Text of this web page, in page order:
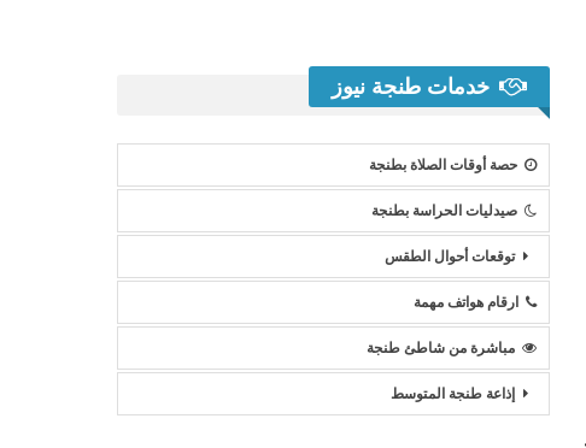
خدمات طنجة نيوز
حصة أوقات الصلاة بطنجة
صيدليات الحراسة بطنجة
توقعات أحوال الطقس
ارقام هواتف مهمة
مباشرة من شاطئ طنجة
إذاعة طنجة المتوسط